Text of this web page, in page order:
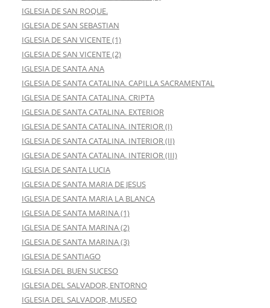
IGLESIA DE SAN ROQUE.
IGLESIA DE SAN SEBASTIAN
IGLESIA DE SAN VICENTE (1)
IGLESIA DE SAN VICENTE (2)
IGLESIA DE SANTA ANA
IGLESIA DE SANTA CATALINA. CAPILLA SACRAMENTAL
IGLESIA DE SANTA CATALINA. CRIPTA
IGLESIA DE SANTA CATALINA. EXTERIOR
IGLESIA DE SANTA CATALINA. INTERIOR (I)
IGLESIA DE SANTA CATALINA. INTERIOR (II)
IGLESIA DE SANTA CATALINA. INTERIOR (III)
IGLESIA DE SANTA LUCIA
IGLESIA DE SANTA MARIA DE JESUS
IGLESIA DE SANTA MARIA LA BLANCA
IGLESIA DE SANTA MARINA (1)
IGLESIA DE SANTA MARINA (2)
IGLESIA DE SANTA MARINA (3)
IGLESIA DE SANTIAGO
IGLESIA DEL BUEN SUCESO
IGLESIA DEL SALVADOR, ENTORNO
IGLESIA DEL SALVADOR, MUSEO